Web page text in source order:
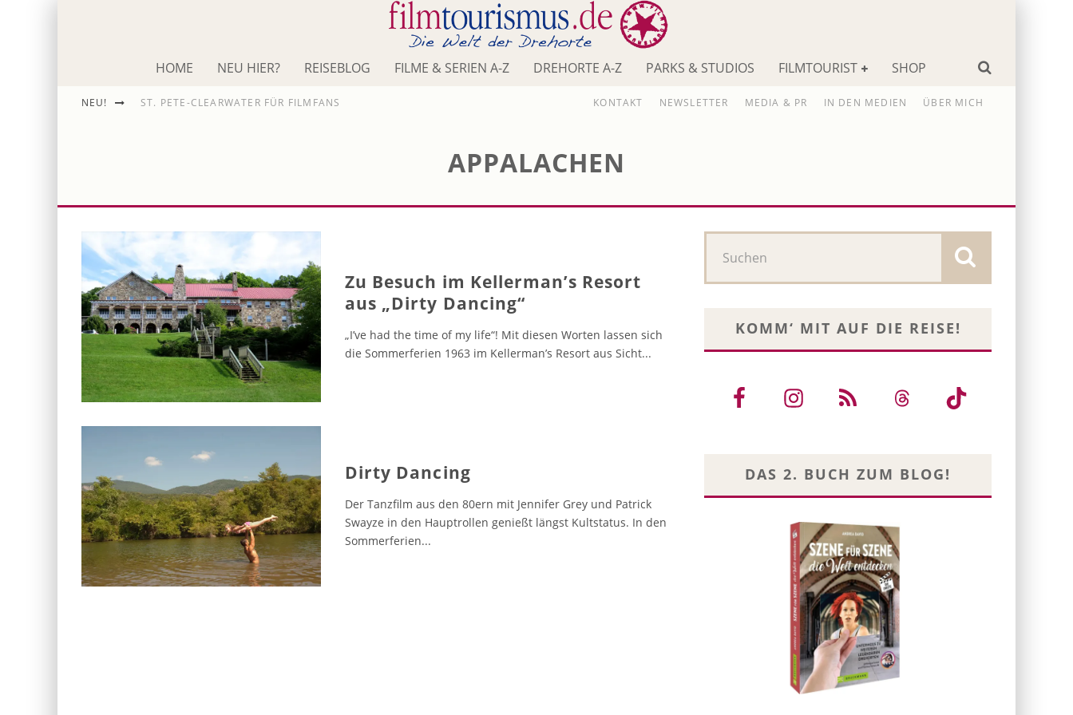
HOME NEU HIER? REISEBLOG FILME & SERIEN A-Z DREHORTE A-Z PARKS & STUDIOS FILMTOURIST SHOP
NEU! ST. PETE-CLEARWATER FÜR FILMFANS KONTAKT NEWSLETTER MEDIA & PR IN DEN MEDIEN ÜBER MICH
APPALACHEN
Zu Besuch im Kellerman’s Resort
aus „Dirty Dancing“
„I’ve had the time of my life“! Mit diesen Worten lassen sich
die Sommerferien 1963 im Kellerman’s Resort aus Sicht...
Dirty Dancing
Der Tanzfilm aus den 80ern mit Jennifer Grey und Patrick
Swayze in den Hauptrollen genießt längst Kultstatus. In den
Sommerferien...
KOMM‘ MIT AUF DIE REISE!
DAS 2. BUCH ZUM BLOG!